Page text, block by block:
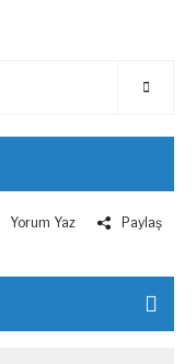
Yorum Yaz Paylaş